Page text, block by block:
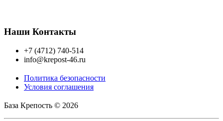
Наши Контакты
+7 (4712) 740-514
info@krepost-46.ru
Политика безопасности
Условия соглашения
База Крепость © 2026